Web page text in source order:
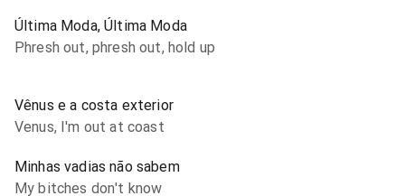
Última Moda, Última Moda
Phresh out, phresh out, hold up
Vênus e a costa exterior
Venus, I'm out at coast
Minhas vadias não sabem
My bitches don't know